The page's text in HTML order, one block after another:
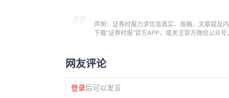
声明：证券时报力求信息真实、准确，文章提及
下载“证券时报”官方APP，或关注官方微信公众
网友评论
登录后可以发言